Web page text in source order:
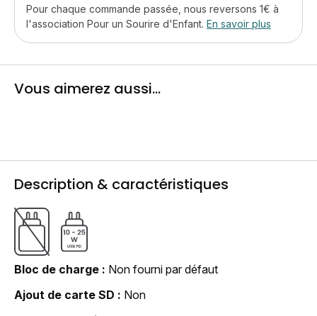
Pour chaque commande passée, nous reversons 1€ à
l'association Pour un Sourire d'Enfant. En savoir plus
Vous aimerez aussi...
Description & caractéristiques
Bloc de charge
Non fourni par défaut
Ajout de carte SD
Non